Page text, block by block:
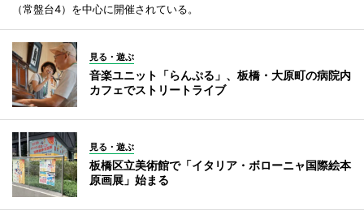
（常盤台4）を中心に開催されている。
見る・遊ぶ
音楽ユニット「らんぷる」、板橋・大原町の病院内
カフェでストリートライブ
見る・遊ぶ
板橋区立美術館で「イタリア・ボローニャ国際絵本
原画展」始まる